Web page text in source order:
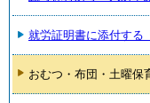
就労証明書に添付する
おむつ・布団・土曜保